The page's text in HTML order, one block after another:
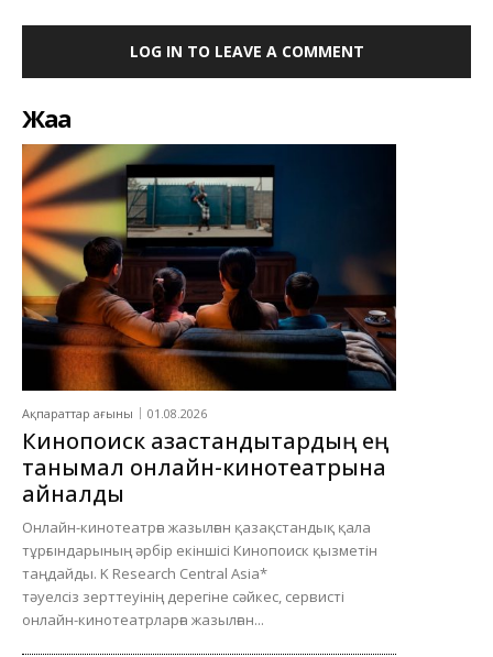
LOG IN TO LEAVE A COMMENT
Жаңа
Ақпараттар ағыны 01.08.2026
Кинопоиск қазақстандықтардың ең
танымал онлайн-кинотеатрына
айналды
Онлайн-кинотеатрға жазылған қазақстандық қала
тұрғындарының әрбір екіншісі Кинопоиск қызметін
таңдайды. K Research Central Asia*
тәуелсіз зерттеуінің дерегіне сәйкес, сервисті
онлайн-кинотеатрларға жазылған...